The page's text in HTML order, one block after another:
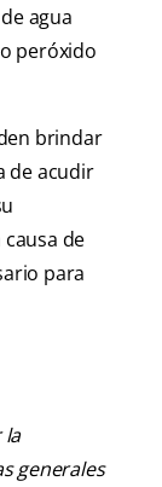
agua
peróxido
brindar
de acudir
de
para
la
generales